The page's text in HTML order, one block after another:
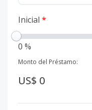
Inicial *
0 %
Monto del Préstamo:
US$ 0